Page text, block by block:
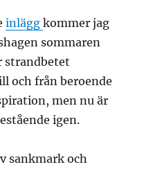
inläggkommer jag
sommaren
strandbetet
och från beroende
men nu är
igen.
sankmark och